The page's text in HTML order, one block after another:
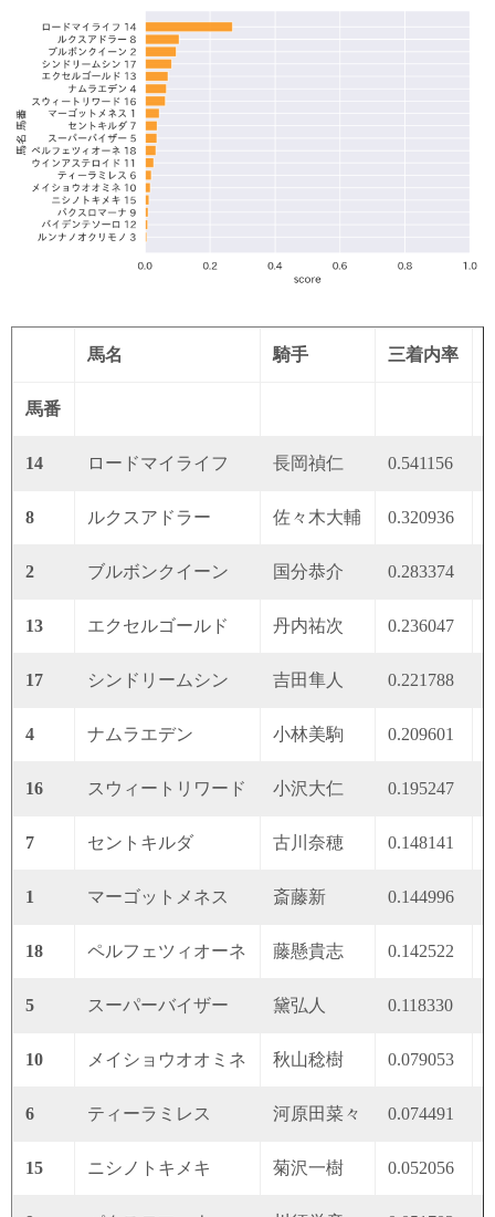
馬名 騎手 三着内率
馬番
14 ロードマイライフ 長岡禎仁 0.541156
8 ルクスアドラー 佐々木大輔 0.320936
2 ブルボンクイーン 国分恭介 0.283374
13 エクセルゴールド 丹内祐次 0.236047
17 シンドリームシン 吉田隼人 0.221788
4 ナムラエデン 小林美駒 0.209601
16 スウィートリワード 小沢大仁 0.195247
7 セントキルダ 古川奈穂 0.148141
1 マーゴットメネス 斎藤新 0.144996
18 ペルフェツィオーネ 藤懸貴志 0.142522
5 スーパーバイザー 黛弘人 0.118330
10 メイショウオオミネ 秋山稔樹 0.079053
6 ティーラミレス 河原田菜々 0.074491
15 ニシノトキメキ 菊沢一樹 0.052056